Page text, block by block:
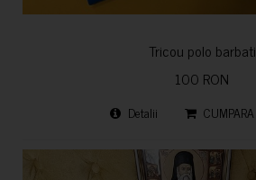
Tricou polo barbati
100 RON
Detalii CUMPARA